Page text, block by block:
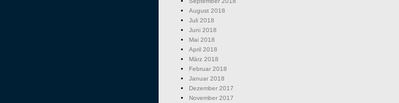
August 2018
Juli 2018
Juni 2018
Mai 2018
April 2018
März 2018
Februar 2018
Januar 2018
Dezember 2017
November 2017